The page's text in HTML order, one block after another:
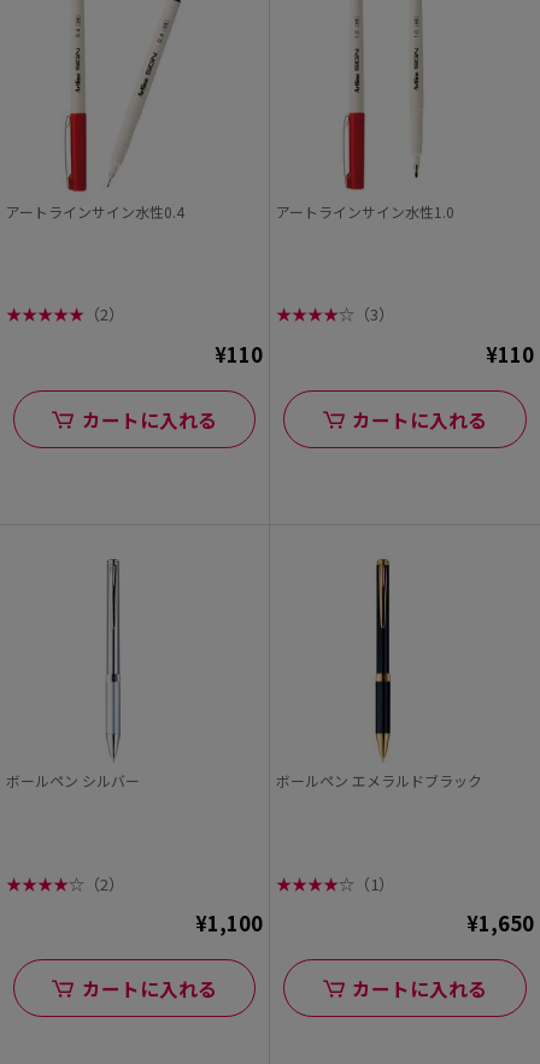
アートラインサイン水性0.4
★★★★★ （2）
¥110
カートに入れる
アートラインサイン水性1.0
★★★★☆ （3）
¥110
カートに入れる
ボールペン シルバー
★★★★☆ （2）
¥1,100
カートに入れる
ボールペン エメラルドブラック
★★★★☆ （1）
¥1,650
カートに入れる